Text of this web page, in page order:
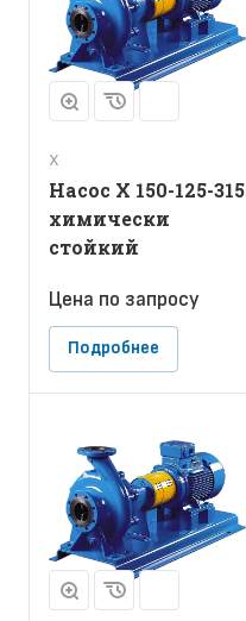
Х
Насос Х 150-125-315
химически
стойкий
Цена по запросу
Подробнее